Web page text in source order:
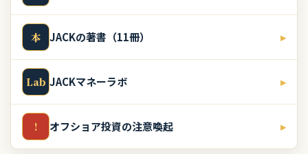
本 JACKの著書（11冊） ▸
Lab JACKマネーラボ ▸
! オフショア投資の注意喚起 ▸